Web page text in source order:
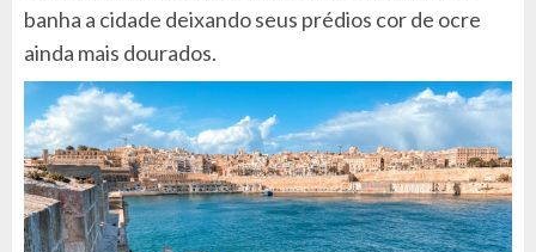
banha a cidade deixando seus prédios cor de ocre
ainda mais dourados.